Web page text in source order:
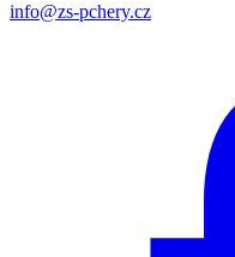
info@zs-pchery.cz